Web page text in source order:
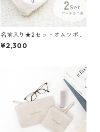
名前入り★2セットオムツポー
チ＆巾着〔 シンプルロゴ 〕お
むつポーチ 入園 入学祝い 出産
¥2,300